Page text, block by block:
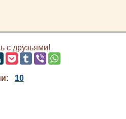
с друзьями!
10